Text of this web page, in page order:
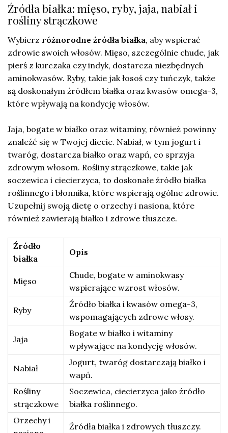
Źródła białka: mięso, ryby, jaja, nabiał i
rośliny strączkowe
Wybierz różnorodne źródła białka, aby wspierać
zdrowie swoich włosów. Mięso, szczególnie chude, jak
pierś z kurczaka czy indyk, dostarcza niezbędnych
aminokwasów. Ryby, takie jak łosoś czy tuńczyk, także
są doskonałym źródłem białka oraz kwasów omega-3,
które wpływają na kondycję włosów.
Jaja, bogate w białko oraz witaminy, również powinny
znaleźć się w Twojej diecie. Nabiał, w tym jogurt i
twaróg, dostarcza białko oraz wapń, co sprzyja
zdrowym włosom. Rośliny strączkowe, takie jak
soczewica i ciecierzyca, to doskonałe źródło białka
roślinnego i błonnika, które wspierają ogólne zdrowie.
Uzupełnij swoją dietę o orzechy i nasiona, które
również zawierają białko i zdrowe tłuszcze.
Źródło
białka
Opis
Mięso
Chude, bogate w aminokwasy
wspierające wzrost włosów.
Ryby
Źródło białka i kwasów omega-3,
wspomagających zdrowe włosy.
Jaja
Bogate w białko i witaminy
wpływające na kondycję włosów.
Nabiał
Jogurt, twaróg dostarczają białko i
wapń.
Rośliny
strączkowe
Soczewica, ciecierzyca jako źródło
białka roślinnego.
Orzechy i
Źródła białka i zdrowych tłuszczy.